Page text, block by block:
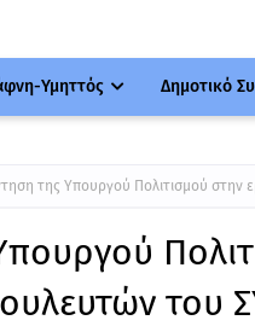
Υμηττός Δημοτικό
της Υπουργού Πολιτισμού στην
του